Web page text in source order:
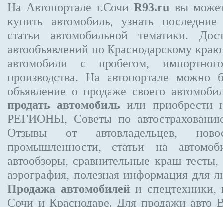
На Автопортале г.СочиR93.ru вы
купить автомобиль, узнать
статьи автомобильной тематики.
автообъявлений по Краснодарскому
автомобили с пробегом,
производства. На автопортале можно
объявление о продаже своего
продать автомобиль или
РЕГИОНЫ, Советы по
Отзывы от автовладельцев,
промышленности, статьи на
автообзоры, сравнительные краш
аэрография, полезная информация для
Продажа автомобилей и спецтехники,
Сочи и Краснодаре. Для продажи авто